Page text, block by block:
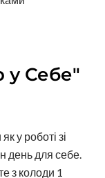
у Себе"
у роботі зі
день для себе.
з колоди 1